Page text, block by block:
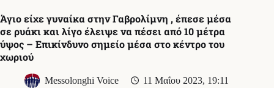
Άγιο είχε γυναίκα στην Γαβρολίμνη , έπεσε μέσα
σε ρυάκι και λίγο έλειψε να πέσει από 10 μέτρα
ύψος – Επικίνδυνο σημείο μέσα στο κέντρο του
χωριού
Messolonghi Voice
11 Μαΐου 2023, 19:11